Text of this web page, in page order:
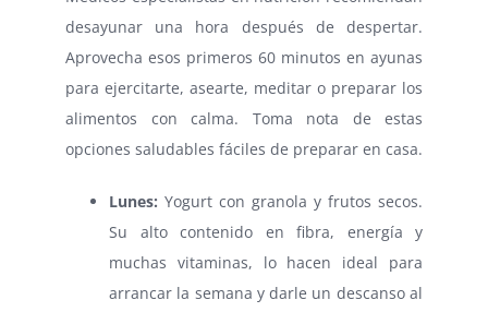
desayunar una hora después de despertar.
Aprovecha esos primeros 60 minutos en ayunas
para ejercitarte, asearte, meditar o preparar los
alimentos con calma. Toma nota de estas
opciones saludables fáciles de preparar en casa.
Lunes: Yogurt con granola y frutos secos.
Su alto contenido en fibra, energía y
muchas vitaminas, lo hacen ideal para
arrancar la semana y darle un descanso al